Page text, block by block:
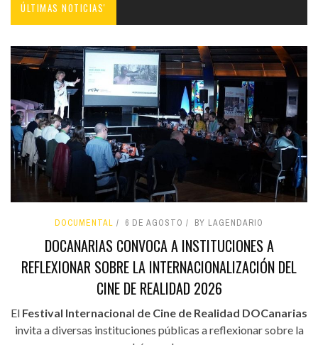
ÚLTIMAS NOTICIAS'
DOCUMENTAL 6 DE AGOSTO BY LAGENDARIO
DOCANARIAS CONVOCA A INSTITUCIONES A
REFLEXIONAR SOBRE LA INTERNACIONALIZACIÓN DEL
CINE DE REALIDAD 2026
El Festival Internacional de Cine de Realidad DOCanarias
invita a diversas instituciones públicas a reflexionar sobre la